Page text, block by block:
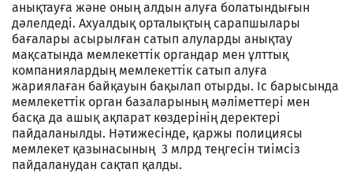
анықтауға және оның алдын алуға болатындығын
дәлелдеді. Ахуалдық орталықтың сарапшылары
бағалары асырылған сатып алуларды анықтау
мақсатында мемлекеттік органдар мен ұлттық
компаниялардың мемлекеттік сатып алуға
жариялаған байқауын бақылап отырды. Іс барысында
мемлекеттік орган базаларының мәліметтері мен
басқа да ашық ақпарат көздерінің деректері
пайдаланылды. Нәтижесінде, қаржы полициясы
мемлекет қазынасының 3 млрд теңгесін тиімсіз
пайдаланудан сақтап қалды.